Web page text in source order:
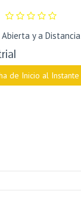
y a Distancia
de Inicio al Instante